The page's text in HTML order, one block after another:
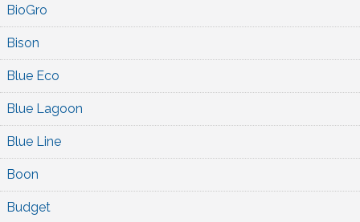
BioGro
Bison
Blue Eco
Blue Lagoon
Blue Line
Boon
Budget